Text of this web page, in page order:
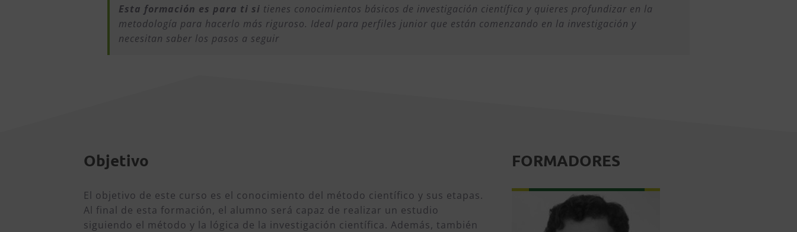
Esta formación es para ti si tienes conocimientos básicos de investigación científica y quieres profundizar en la
metodología para hacerlo más riguroso. Ideal para perfiles junior que están comenzando en la investigación y
necesitan saber los pasos a seguir
Objetivo
El objetivo de este curso es el conocimiento del método científico y sus etapas.
Al final de esta formación, el alumno será capaz de realizar un estudio
siguiendo el método y la lógica de la investigación científica. Además, también
FORMADORES